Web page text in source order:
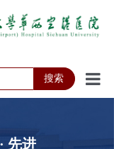
搜索
先进